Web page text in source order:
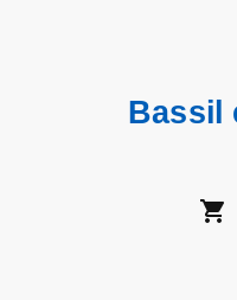
Bassil